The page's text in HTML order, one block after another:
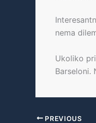
nema
Ukoliko
Barseloni.
PREVIOUS